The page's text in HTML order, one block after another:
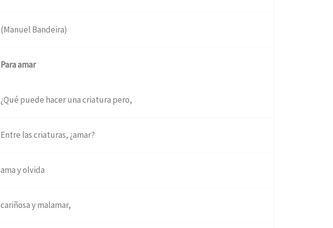
(Manuel Bandeira)
Para amar
¿Qué puede hacer una criatura pero,
Entre las criaturas, ¿amar?
ama y olvida
cariñosa y malamar,